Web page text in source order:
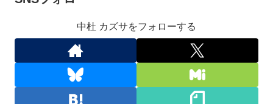
中杜 カズサをフォローする